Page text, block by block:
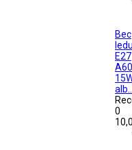
Bec
E27
A60
alb...
0